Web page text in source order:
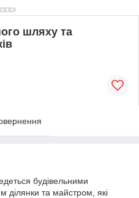
шляху та
будівельними
ділянки та майстром, які